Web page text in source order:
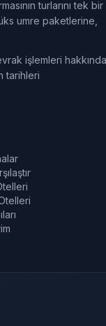
turlarını tek bir
umre paketlerine,
işlemleri hakkında
tarihleri